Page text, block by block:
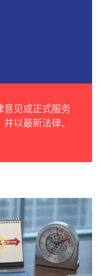
意见或正式服务
以最新法律、